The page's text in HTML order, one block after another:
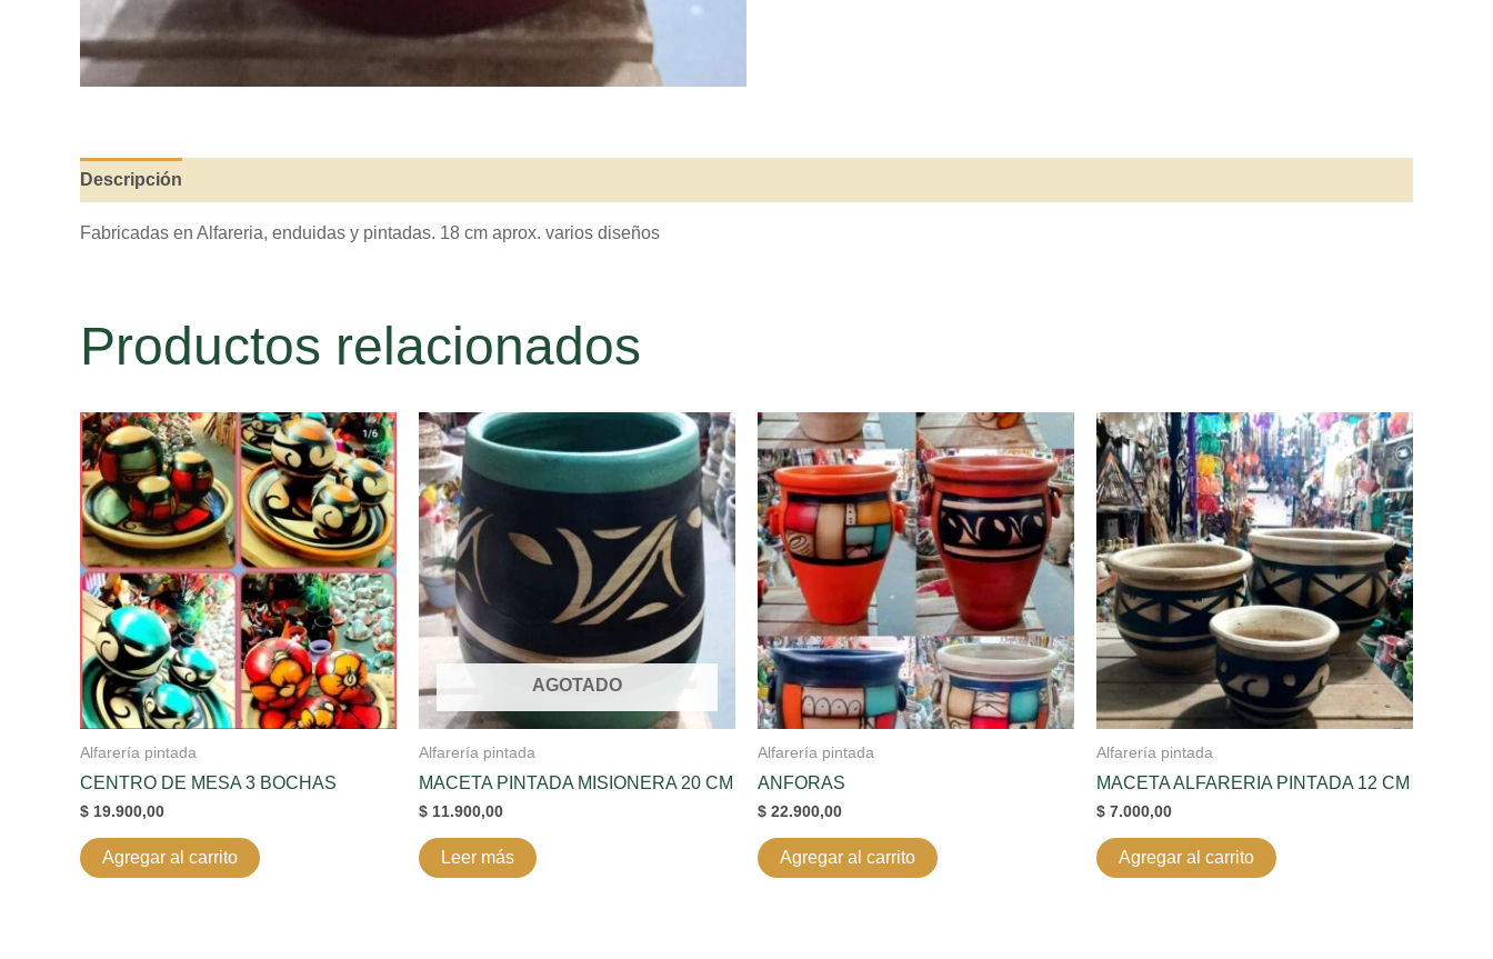
Descripción
Fabricadas en Alfareria, enduidas y pintadas. 18 cm aprox. varios diseños
Productos relacionados
Alfarería pintada
CENTRO DE MESA 3 BOCHAS
$ 19.900,00
Agregar al carrito
AGOTADO
Alfarería pintada
MACETA PINTADA MISIONERA 20 CM
$ 11.900,00
Leer más
Alfarería pintada
ANFORAS
$ 22.900,00
Agregar al carrito
Alfarería pintada
MACETA ALFARERIA PINTADA 12 CM
$ 7.000,00
Agregar al carrito